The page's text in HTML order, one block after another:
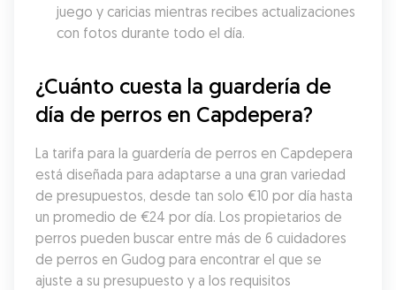
juego y caricias mientras recibes actualizaciones
con fotos durante todo el día.
¿Cuánto cuesta la guardería de
día de perros en Capdepera?
La tarifa para la guardería de perros en Capdepera
está diseñada para adaptarse a una gran variedad
de presupuestos, desde tan solo €10 por día hasta
un promedio de €24 por día. Los propietarios de
perros pueden buscar entre más de 6 cuidadores
de perros en Gudog para encontrar el que se
ajuste a su presupuesto y a los requisitos